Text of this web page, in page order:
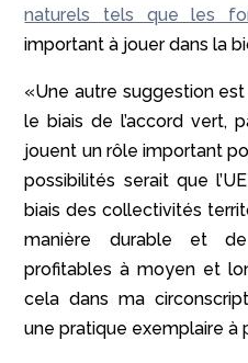
naturels tels que les
important à jouer dans la
«Une autre suggestion est
le biais de l’accord vert,
jouent un rôle important
possibilités serait que
biais des collectivités
manière durable et de
profitables à moyen et
cela dans ma
une pratique exemplaire à